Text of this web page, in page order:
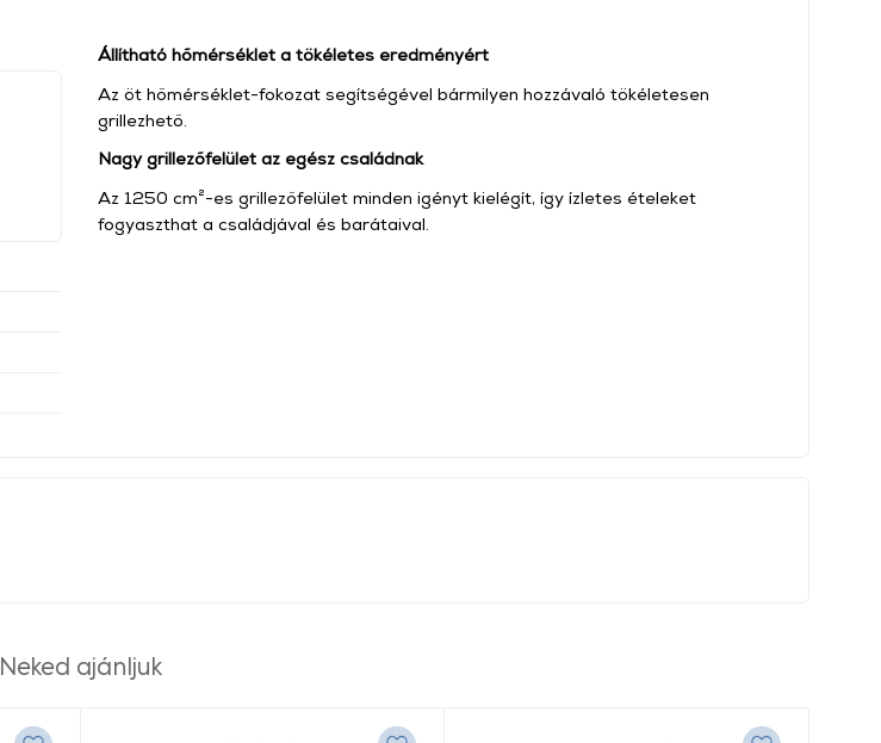
Állítható hőmérséklet a tökéletes eredményért
Az öt hőmérséklet-fokozat segítségével bármilyen hozzávaló tökéletesen
grillezhető.
Nagy grillezőfelület az egész családnak
Az 1250 cm²-es grillezőfelület minden igényt kielégít, így ízletes ételeket
fogyaszthat a családjával és barátaival.
Neked ajánljuk